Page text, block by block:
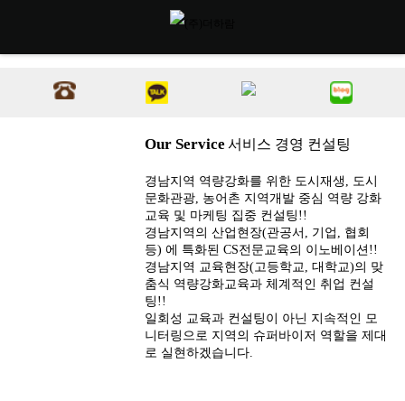
Our Service 서비스 경영 컨설팅
경남지역 역량강화를 위한 도시재생, 도시
문화관광, 농어촌 지역개발 중심 역량 강화
교육 및 마케팅 집중 컨설팅!!
경남지역의 산업현장(관공서, 기업, 협회
등) 에 특화된 CS전문교육의 이노베이션!!
경남지역 교육현장(고등학교, 대학교)의 맞
춤식 역량강화교육과 체계적인 취업 컨설
팅!!
일회성 교육과 컨설팅이 아닌 지속적인 모
니터링으로 지역의 슈퍼바이저 역할을 제대
로 실현하겠습니다.